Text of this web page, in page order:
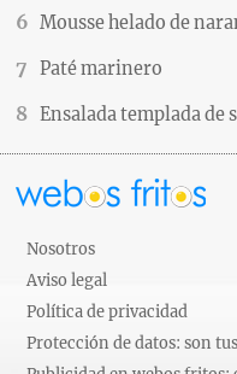
Mousse helado de
Paté marinero
Ensalada templada de
Nosotros
Aviso legal
Política de privacidad
Protección de datos: son